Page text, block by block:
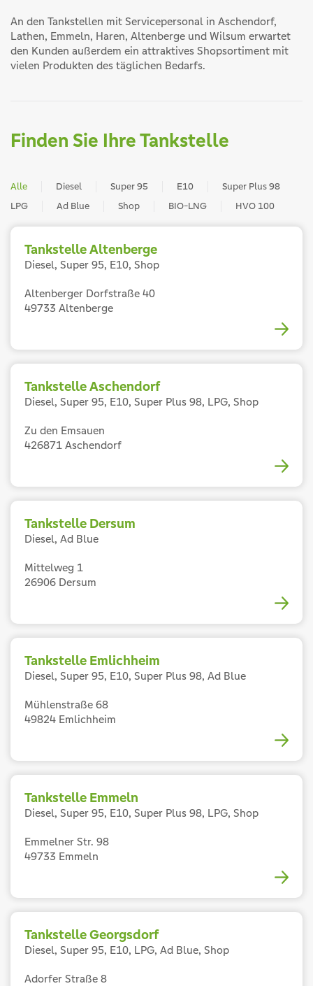
An den Tankstellen mit Servicepersonal in Aschendorf,
Lathen, Emmeln, Haren, Altenberge und Wilsum erwartet
den Kunden außerdem ein attraktives Shopsortiment mit
vielen Produkten des täglichen Bedarfs.
Finden Sie Ihre Tankstelle
Alle Diesel Super 95 E10
Super Plus 98
LPG
Ad Blue Shop BIO-LNG HVO 100
Tankstelle Altenberge
Diesel, Super 95, E10, Shop
Altenberger Dorfstraße 40
49733 Altenberge
Tankstelle Aschendorf
Diesel, Super 95, E10, Super Plus 98, LPG, Shop
Zu den Emsauen
426871 Aschendorf
Tankstelle Dersum
Diesel, Ad Blue
Mittelweg 1
26906 Dersum
Tankstelle Emlichheim
Diesel, Super 95, E10, Super Plus 98, Ad Blue
Mühlenstraße 68
49824 Emlichheim
Tankstelle Emmeln
Diesel, Super 95, E10, Super Plus 98, LPG, Shop
Emmelner Str. 98
49733 Emmeln
Tankstelle Georgsdorf
Diesel, Super 95, E10, LPG, Ad Blue, Shop
Adorfer Straße 8